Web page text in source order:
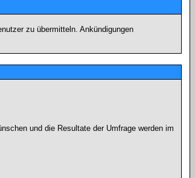
zu übermitteln. Ankündigungen
und die Resultate der Umfrage werden im